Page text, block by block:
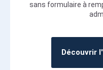
sans formulaire à
Découvrir